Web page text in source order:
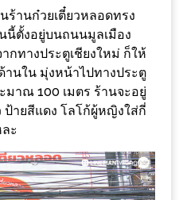
นร้านก๋วยเตี๋ยวหลอดทรง
นี้ตั้งอยู่บนถนนมูลเมือง
กทางประตูเชียงใหม่ ก็ให้
านใน มุ่งหน้าไปทางประตู
าณ 100 เมตร ร้านจะอยู่
ป้ายสีแดง โลโก้ผู้หญิงใส่กี่
ะ